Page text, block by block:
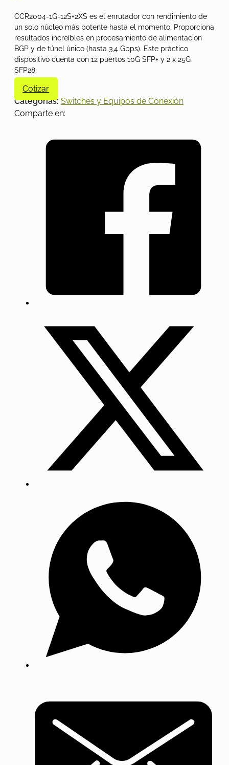
CCR2004-1G-12S+2XS es el enrutador con rendimiento de
un solo núcleo más potente hasta el momento. Proporciona
resultados increíbles en procesamiento de alimentación
BGP y de túnel único (hasta 3,4 Gbps). Este práctico
dispositivo cuenta con 12 puertos 10G SFP+ y 2 x 25G
SFP28.
Cotizar
Categorías: Switches y Equipos de Conexión
Comparte en: